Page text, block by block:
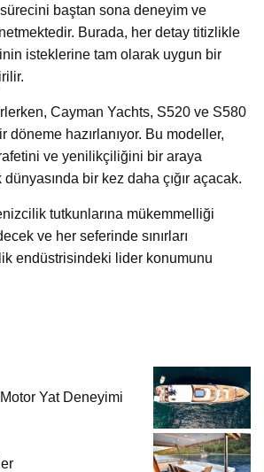
baştan sona deneyim ve
Burada, her detay titizlikle
isteklerine tam olarak uygun bir
Cayman Yachts, S520 ve S580
döneme hazırlanıyor. Bu modeller,
ve yenilikçiliğini bir araya
bir kez daha çığır açacak.
tutkunlarına mükemmelliği
ve her seferinde sınırları
endüstrisindeki lider konumunu
Yat Deneyimi